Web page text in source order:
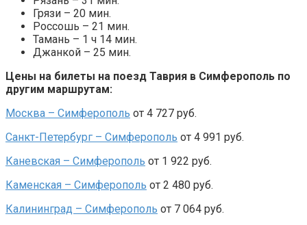
Грязи – 20 мин.
Россошь – 21 мин.
Тамань – 1 ч 14 мин.
Джанкой – 25 мин.
Цены на билеты на поезд Таврия в Симферополь по
другим маршрутам:
Москва – Симферополь от 4 727 руб.
Санкт-Петербург – Симферополь от 4 991 руб.
Каневская – Симферополь от 1 922 руб.
Каменская – Симферополь от 2 480 руб.
Калининград – Симферополь от 7 064 руб.